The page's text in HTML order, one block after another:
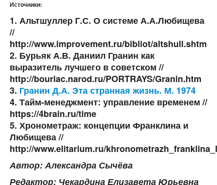
Источники:
1. Альтшуллер Г.С. О системе А.А.Любищева
//
http://www.improvement.ru/bibliot/altshull.shtm
2. Бурьяк А.В. Даниил Гранин как
выразитель лучшего в советском //
http://bouriac.narod.ru/PORTRAYS/Granin.htm
3. Гранин Д.А. Эта странная жизнь. М. 1974
4. Тайм-менеджмент: управление временем //
https://4brain.ru/time
5. Хронометраж: концепции Франклина и
Любищева //
http://www.elitarium.ru/
Автор: Александра Сычёва
Редактор: Чекардина Елизавета Юрьевна